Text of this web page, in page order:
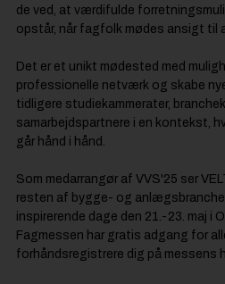
de ved, at værdifulde
opstår, når fagfolk mødes ansigt til
Det er et unikt mødested med
professionelle netværk og skabe
tidligere studiekammerater,
samarbejdspartnere i en kontekst,
går hånd i hånd.
Som medarrangør af VVS'25 ser
resten af bygge- og
inspirerende dage den 21.-23. maj i
Fagmessen har gratis adgang for
forhåndsregistrere dig på messens